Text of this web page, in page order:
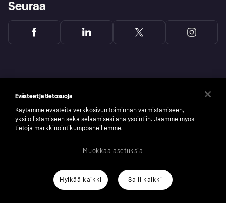
Seuraa
number: 556737-0431
Klarnan evästeselosteKlarna.com
Evästeet ja tietosuoja
Käytämme evästeitä verkkosivun toiminnan varmistamiseen,
yksilöllistämiseen sekä selaamisesi analysointiin. Jaamme myös
tietoja markkinointikumppaneillemme.
Hylkää kaikki Salli kaikki
Muokkaa asetuksia